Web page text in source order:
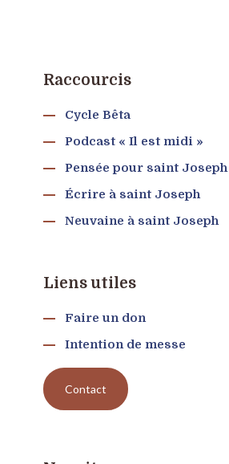
Raccourcis
Cycle Bêta
Podcast « Il est midi »
Pensée pour saint Joseph
Écrire à saint Joseph
Neuvaine à saint Joseph
Liens utiles
Faire un don
Intention de messe
Contact